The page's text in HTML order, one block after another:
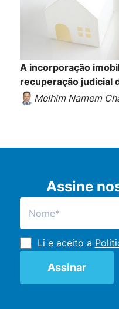
A incorporação
recuperação judicial
Melhim Namem
Assine
Li e aceito a